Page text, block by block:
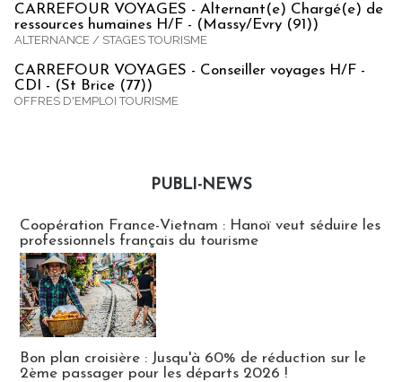
CARREFOUR VOYAGES - Alternant(e) Chargé(e) de
ressources humaines H/F - (Massy/Evry (91))
ALTERNANCE / STAGES TOURISME
CARREFOUR VOYAGES - Conseiller voyages H/F -
CDI - (St Brice (77))
OFFRES D'EMPLOI TOURISME
PUBLI-NEWS
Coopération France-Vietnam : Hanoï veut séduire les
professionnels français du tourisme
Bon plan croisière : Jusqu'à 60% de réduction sur le
2ème passager pour les départs 2026 !